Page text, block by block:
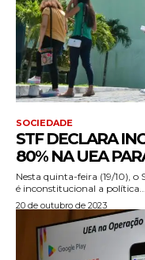
SOCIEDADE
STF DECLARA
80% NA UEA
Nesta quinta-feira (19/10), o
é inconstitucional a política...
20 de outubro de 2023